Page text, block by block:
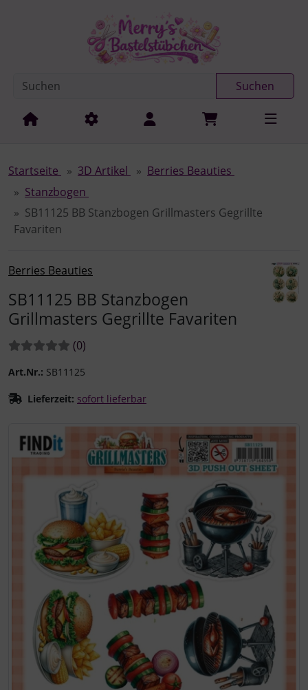
Springe zur Navigation
Suchen
Startseite 3D Artikel
Berries Beauties
Stanzbogen
SB11125 BB Stanzbogen Grillmasters Gegrillte
Favariten
Berries Beauties
SB11125 BB Stanzbogen
Grillmasters Gegrillte Favariten
Bewertungen:
(0Bewertungen
)
Art.Nr.: SB11125
Lieferzeit: sofort lieferbar
Wenn mehr als ein Produktbild existiert, können Sie die